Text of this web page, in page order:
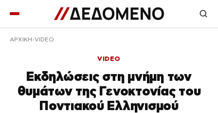
ΑΡΧΙΚΉ VIDEO
VIDEO
Εκδηλώσεις στη μνήμη των
θυμάτων της Γενοκτονίας του
Ποντιακού Ελληνισμού